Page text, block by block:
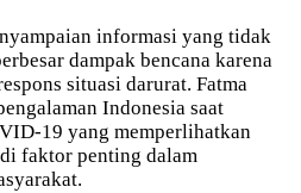
informasi yang tidak
dampak bencana karena
situasi darurat. Fatma
Indonesia saat
19 yang memperlihatkan
faktor penting dalam